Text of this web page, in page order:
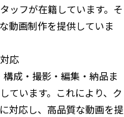
ッフが在籍しています。そ
動画制作を提供していま
応
成・撮影・編集・納品ま
ています。これにより、ク
対応し、高品質な動画を提